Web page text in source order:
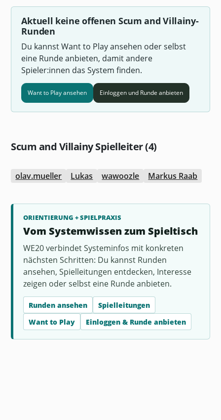
Aktuell keine offenen Scum and Villainy-
Runden
Du kannst Want to Play ansehen oder selbst
eine Runde anbieten, damit andere
Spieler:innen das System finden.
Want to Play ansehen Einloggen und Runde anbieten
Scum and Villainy Spielleiter (4)
olav.mueller Lukas wawoozle Markus Raab
ORIENTIERUNG + SPIELPRAXIS
Vom Systemwissen zum Spieltisch
WE20 verbindet Systeminfos mit konkreten
nächsten Schritten: Du kannst Runden
ansehen, Spielleitungen entdecken, Interesse
zeigen oder selbst eine Runde anbieten.
Runden ansehen
Spielleitungen
Want to Play
Einloggen & Runde anbieten